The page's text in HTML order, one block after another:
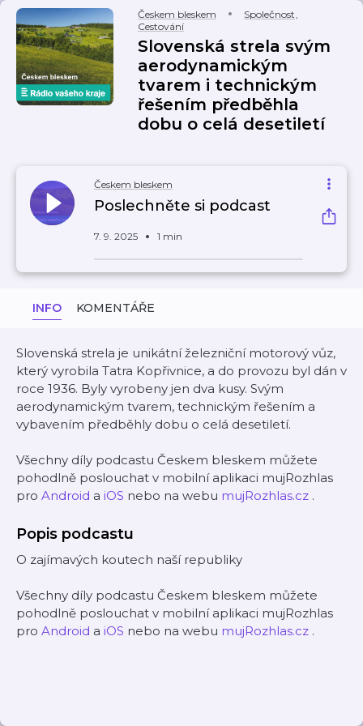
Českem bleskem Společnost,
Cestování
Slovenská strela svým
aerodynamickým
tvarem i technickým
řešením předběhla
dobu o celá desetiletí
Českem bleskem
Poslechněte si podcast
7. 9. 2025 1 min
INFO KOMENTÁŘE
Slovenská strela je unikátní železniční motorový vůz,
který vyrobila Tatra Kopřivnice, a do provozu byl dán v
roce 1936. Byly vyrobeny jen dva kusy. Svým
aerodynamickým tvarem, technickým řešením a
vybavením předběhly dobu o celá desetiletí.
Všechny díly podcastu Českem bleskem můžete
pohodlně poslouchat v mobilní aplikaci mujRozhlas
pro Android a iOS nebo na webu mujRozhlas.cz .
Popis podcastu
O zajímavých koutech naší republiky
Všechny díly podcastu Českem bleskem můžete
pohodlně poslouchat v mobilní aplikaci mujRozhlas
pro Android a iOS nebo na webu mujRozhlas.cz .